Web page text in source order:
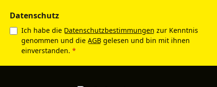
Datenschutz
Ich habe die Datenschutzbestimmungen zur Kenntnis
genommen und die AGB gelesen und bin mit ihnen
einverstanden. *